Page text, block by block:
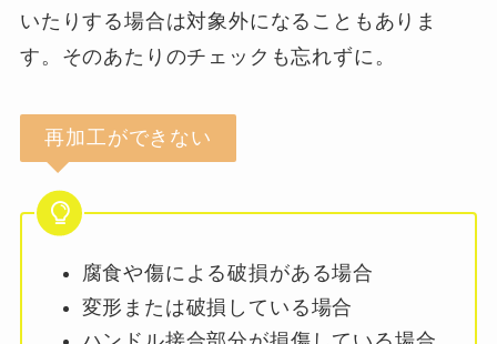
いたりする場合は対象外になることもありま
す。そのあたりのチェックも忘れずに。
再加工ができない
腐食や傷による破損がある場合
変形または破損している場合